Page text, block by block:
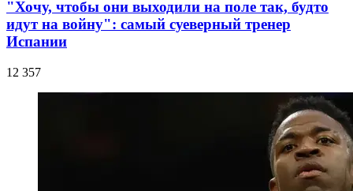
"Хочу, чтобы они выходили на поле так, будто
идут на войну": самый суеверный тренер
Испании
12 357